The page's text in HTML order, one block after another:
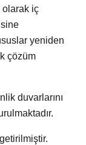
olarak iç
yeniden
çözüm
duvarlarını